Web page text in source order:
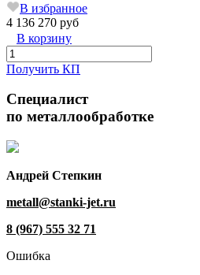
В избранное
4 136 270 руб
В корзину
Получить КП
Специалист
по металлообработке
Андрей Степкин
metall@stanki-jet.ru
8 (967) 555 32 71
Ошибка